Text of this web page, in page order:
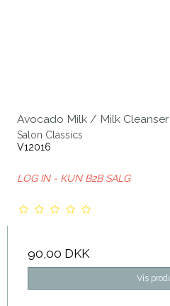
Avocado Milk / Milk
Salon Classics
V12016
LOG IN - KUN B2B SALG
90,00 DKK
Vis